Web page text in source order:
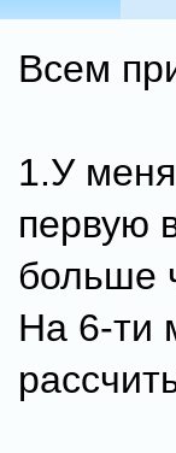
Всем
1.У
первую
больше
На 6-ти